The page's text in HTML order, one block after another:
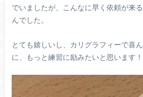
でいましたが、こんなに早く依頼が来
んでした。
とても嬉しいし、カリグラフィーで喜
に、もっと練習に励みたいと思います！